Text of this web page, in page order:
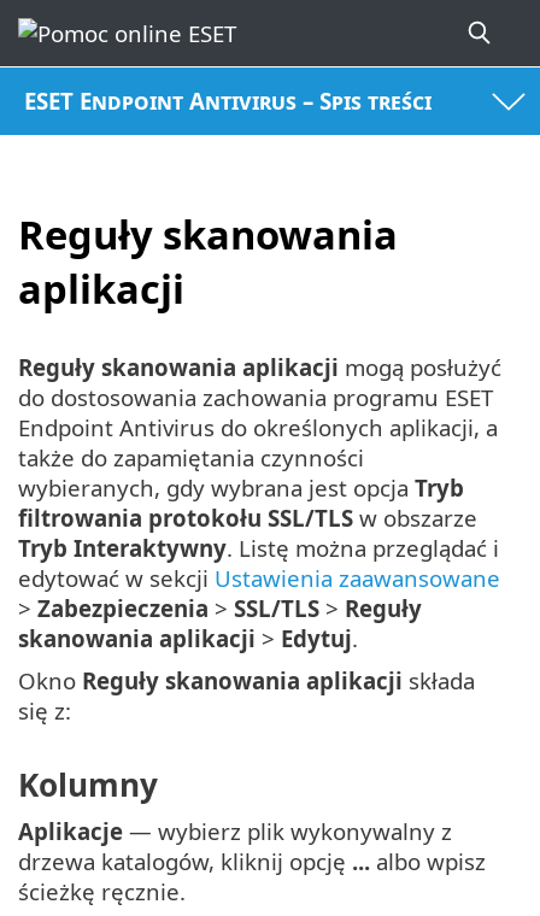
ESET Endpoint Antivirus – Spis treści
Reguły skanowania
aplikacji
Reguły skanowania aplikacji mogą posłużyć
do dostosowania zachowania programu ESET
Endpoint Antivirus do określonych aplikacji, a
także do zapamiętania czynności
wybieranych, gdy wybrana jest opcja Tryb
filtrowania protokołu SSL/TLS w obszarze
Tryb Interaktywny. Listę można przeglądać i
edytować w sekcji Ustawienia zaawansowane
> Zabezpieczenia > SSL/TLS > Reguły
skanowania aplikacji > Edytuj.
Okno Reguły skanowania aplikacji składa
się z:
Kolumny
Aplikacje — wybierz plik wykonywalny z
drzewa katalogów, kliknij opcję ... albo wpisz
ścieżkę ręcznie.